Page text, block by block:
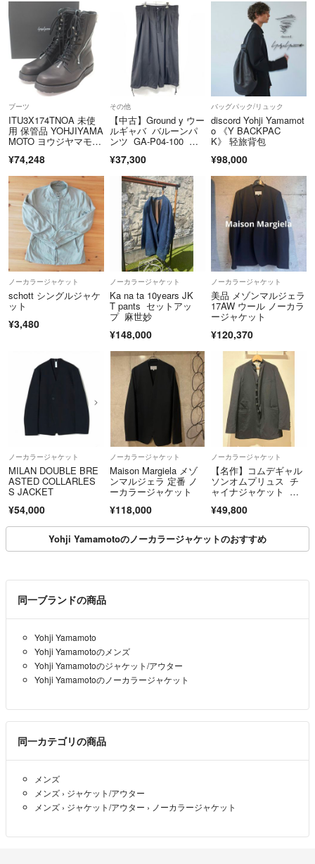
5.6枚目の様に黄ばみがあります
そんなに大きな黄ばみでは無いので古着が好きな方は
そんなに気にならないかと思います
気になる方はシミ抜きが必要かと思います
80年代の物ですのでご了承ください
ノーカラーでもありミリタリーっぽくもあるので
変わったデザインがお好きな方は是非
ご了承ください。
私物、長年使っていた生活必需品を出品をしております、気になる方はフ
古着という事をご理解の上ご購入お願いします。
何かあればご質問下さい
アイテムなどを出品しておりますので
宜しければ出品欄をご覧頂けたら幸いです
配送について
できる限りコンパクト配送になる為シワ等などはご了承下さい宜しくお
願い致します。
複数サイトの方で売っているのでご購入の際
着画は承っておりません。
又トラブル防止の為サイズ感、個人のプロフィールはお応えできかねま
す。申し訳ありません。よろしくお願い致します。
評価に現物を確認出来ないお客様がおりますが
長期の外出中にご購入する事は御遠慮下さい。
最近お値下げしても普通評価の方が多いのでリピーター以外の方にはお
値下げ致しませんのでよろしくお願いします。
リピーターの方はお値下げの際ご質問下さい。
ブーツ
ITU3X174TNOA 未使
用 保管品 YOHJIYAMA
MOTO ヨウジヤマモ
ー ブーツ HE-E07-76
1 22AW 1/6 ブラッ
ク 黒 レザー 箱つき
¥74,248
その他
【中古】Ground y ウー
ルギャバ バルーンパ
ンツ GA-P04-100 ブ
ウンドワイ ヨウジヤマ
モト[17][24001777927
¥37,300
バッグパック/リュック
discord Yohji Yamamot
o 《Y BACKPAC
K》 轻旅背包
¥98,000
ノーカラージャケット
schott シングルジャケ
ット
¥3,480
ノーカラージャケット
Ka na ta 10years JK
T pants セットアッ
プ 麻世妙
¥148,000
ノーカラージャケット
美品 メゾンマルジェラ
17AW ウール ノーカラ
ージャケット
¥120,370
ノーカラージャケット
MILAN DOUBLE BRE
ASTED COLLARLES
S JACKET
¥54,000
ノーカラージャケット
Maison Margiela メゾ
ンマルジェラ 定番 ノ
ーカラージャケット
¥118,000
ノーカラージャケット
【名作】コムデギャル
ソンオムプリュス チ
ャイナジャケット マ
¥49,800
Yohji Yamamotoのノーカラージャケットのおすすめ
同一ブランドの商品
Yohji Yamamoto
Yohji Yamamotoのメンズ
Yohji Yamamotoのジャケット/アウター
Yohji Yamamotoのノーカラージャケット
同一カテゴリの商品
メンズ
メンズ › ジャケット/アウター
メンズ › ジャケット/アウター › ノーカラージャケット